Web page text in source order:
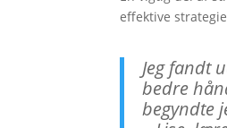
effektive
Jeg fandt
bedre
begyndte